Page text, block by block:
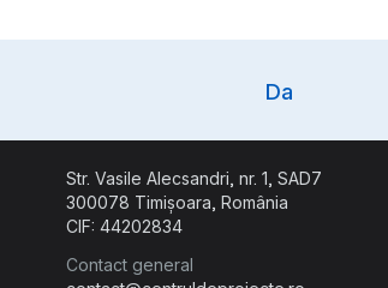
Da
Str. Vasile Alecsandri, nr. 1, SAD7
300078 Timișoara, România
CIF: 44202834
Contact general